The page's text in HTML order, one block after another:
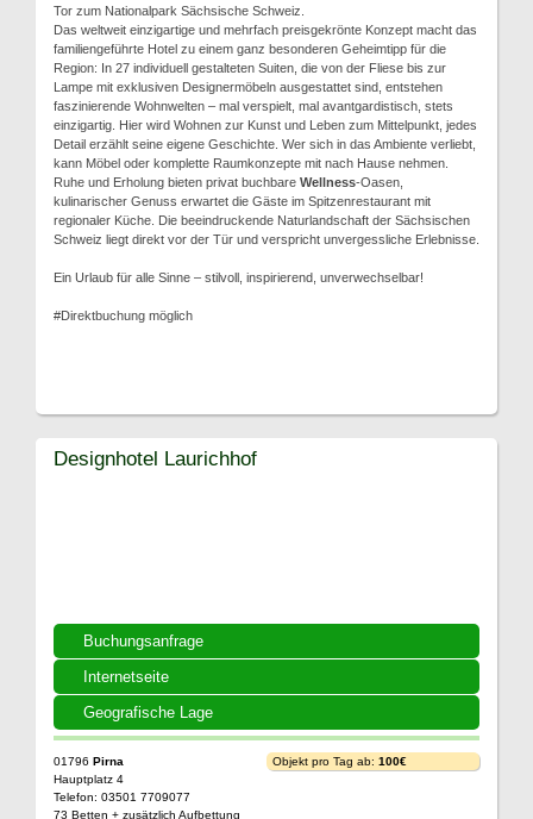
Tor zum Nationalpark Sächsische Schweiz.
Das weltweit einzigartige und mehrfach preisgekrönte Konzept macht das
familiengeführte Hotel zu einem ganz besonderen Geheimtipp für die
Region: In 27 individuell gestalteten Suiten, die von der Fliese bis zur
Lampe mit exklusiven Designermöbeln ausgestattet sind, entstehen
faszinierende Wohnwelten – mal verspielt, mal avantgardistisch, stets
einzigartig. Hier wird Wohnen zur Kunst und Leben zum Mittelpunkt, jedes
Detail erzählt seine eigene Geschichte. Wer sich in das Ambiente verliebt,
kann Möbel oder komplette Raumkonzepte mit nach Hause nehmen.
Ruhe und Erholung bieten privat buchbare Wellness-Oasen,
kulinarischer Genuss erwartet die Gäste im Spitzenrestaurant mit
regionaler Küche. Die beeindruckende Naturlandschaft der Sächsischen
Schweiz liegt direkt vor der Tür und verspricht unvergessliche Erlebnisse.
Ein Urlaub für alle Sinne – stilvoll, inspirierend, unverwechselbar!
#Direktbuchung möglich
Buchungsanfrage
Internetseite
Geografische Lage
Designhotel Laurichhof
01796 Pirna
Hauptplatz 4
Telefon: 03501 7709077
73 Betten + zusätzlich Aufbettung
Objekt pro Tag ab: 100€